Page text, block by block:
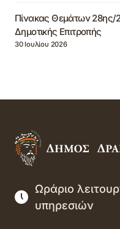
Πίνακας Θεμάτων
Δημοτικής Επιτροπής
30 Ιουλίου 2026
Ωράριο
υπηρεσιών